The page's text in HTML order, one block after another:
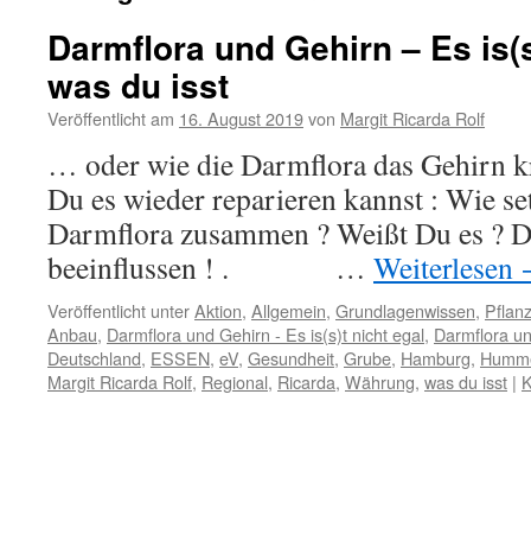
Darmflora und Gehirn – Es
was du isst
Veröffentlicht am 16. August 2019von Margit Ricarda Rolf
… oder wie die Darmflora das Gehirn
Du es wieder reparieren kannst : Wie
Darmflora zusammen ? Weißt Du es ?
beeinflussen ! . … Weiterlesen
Veröffentlicht unterAktion, Allgemein, Grundlagenwissen,
Anbau, Darmflora und Gehirn - Es is(s)t nicht egal, Darmflora
Deutschland, ESSEN, eV, Gesundheit, Grube, Hamburg,
Margit Ricarda Rolf, Regional, Ricarda, Währung, was du isst |